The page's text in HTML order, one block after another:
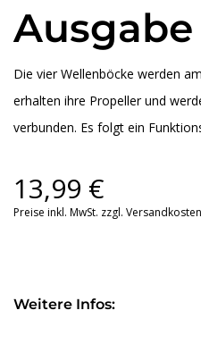
Ausgabe
Die vier Wellenböcke werden
erhalten ihre Propeller und
verbunden. Es folgt ein
13,99 €
Preise inkl. MwSt. zzgl. Versandkosten
Weitere Infos: